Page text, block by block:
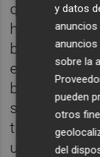
definitivo con
hemos
bien el
efecto, el
buques por
suspenderá
tiempo para
ultimarse y
y datos
sobre la
pueden
otros
del